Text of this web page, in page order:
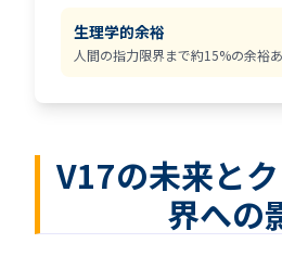
生理学的余裕
人間の指力限界まで約15%の余裕
V17の未来と
界への